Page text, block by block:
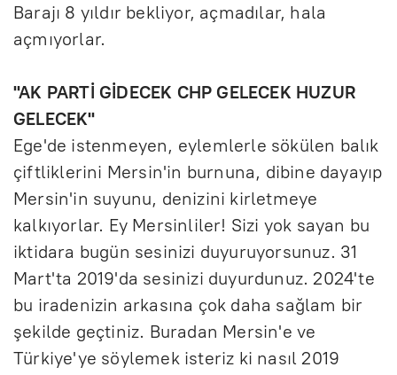
Barajı 8 yıldır bekliyor, açmadılar, hala
açmıyorlar.
"AK PARTİ GİDECEK CHP GELECEK HUZUR
GELECEK"
Ege'de istenmeyen, eylemlerle sökülen balık
çiftliklerini Mersin'in burnuna, dibine dayayıp
Mersin'in suyunu, denizini kirletmeye
kalkıyorlar. Ey Mersinliler! Sizi yok sayan bu
iktidara bugün sesinizi duyuruyorsunuz. 31
Mart'ta 2019'da sesinizi duyurdunuz. 2024'te
bu iradenizin arkasına çok daha sağlam bir
şekilde geçtiniz. Buradan Mersin'e ve
Türkiye'ye söylemek isteriz ki nasıl 2019